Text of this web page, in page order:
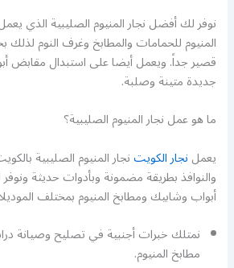
نوفر لك أفضل نجار المنيوم الصليبية الذي
المنيوم للحمامات والمطابخ وغرف النوم لذلك
قصير جداً. ويعمل أيضا على استبدال مقابض
جديدة متينة وصلبة.
ما هو عمل نجار المنيوم الصليبية؟
يعملنجار الكويتنجار المنيوم الصليبية
والنوافذ بطريقة مضمونة وبأدوات حديثة
أبواب وشابيك ومطابخ المنيوم بمختلف
نمتلك خبرات أجنبية في تصليح وصيانة
مطابخ المنيوم.